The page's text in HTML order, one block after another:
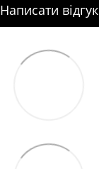
Написати відгук